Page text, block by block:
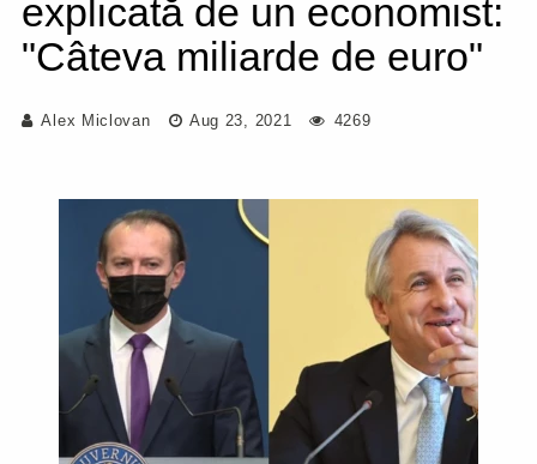
explicată de un economist:
"Câteva miliarde de euro"
Alex Miclovan Aug 23, 2021 4269